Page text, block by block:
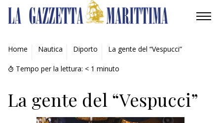
AMBIENTE
MOBILITÀ
INDUSTRIA
RICERCA
Home Nautica Diporto La gente del “Vespucci”
Tempo per la lettura: < 1 minuto
La gente del “Vespucci”